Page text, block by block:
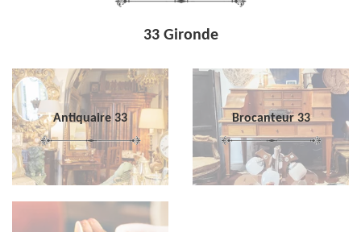
33 Gironde
Antiquaire 33 Brocanteur 33